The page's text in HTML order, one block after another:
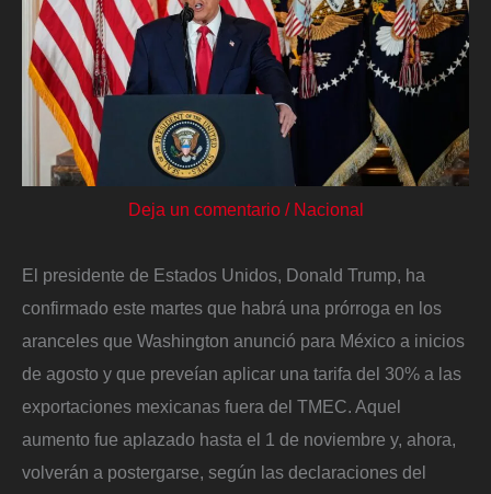
Deja un comentario / Nacional
El presidente de Estados Unidos, Donald Trump, ha
confirmado este martes que habrá una prórroga en los
aranceles que Washington anunció para México a inicios
de agosto y que preveían aplicar una tarifa del 30% a las
exportaciones mexicanas fuera del TMEC. Aquel
aumento fue aplazado hasta el 1 de noviembre y, ahora,
volverán a postergarse, según las declaraciones del